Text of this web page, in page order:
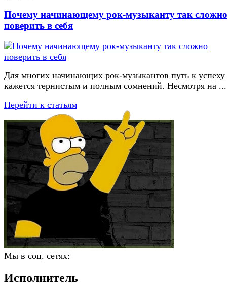
Почему начинающему рок-музыканту так сложно
поверить в себя
Для многих начинающих рок-музыкантов путь к успеху
кажется тернистым и полным сомнений. Несмотря на ...
Перейти к статьям
Мы в соц. сетях:
Исполнитель